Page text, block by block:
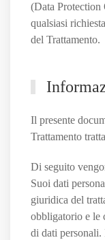
(Data
qualsiasi
del Trattamento.
Il presente
Trattamento
Di seguito
Suoi dati
giuridica del
obbligatorio e le
di dati